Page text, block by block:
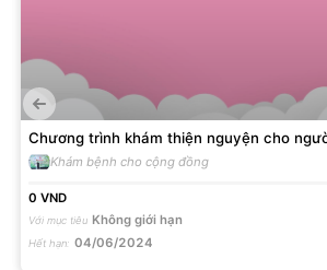
Chương trình khám thiện nguyện cho
hoàn cảnh khó khăn năm 2024
Khám bệnh cho cộng đồng
0 VND
Với mục tiêu Không giới hạn
Hết hạn: 04/06/2024